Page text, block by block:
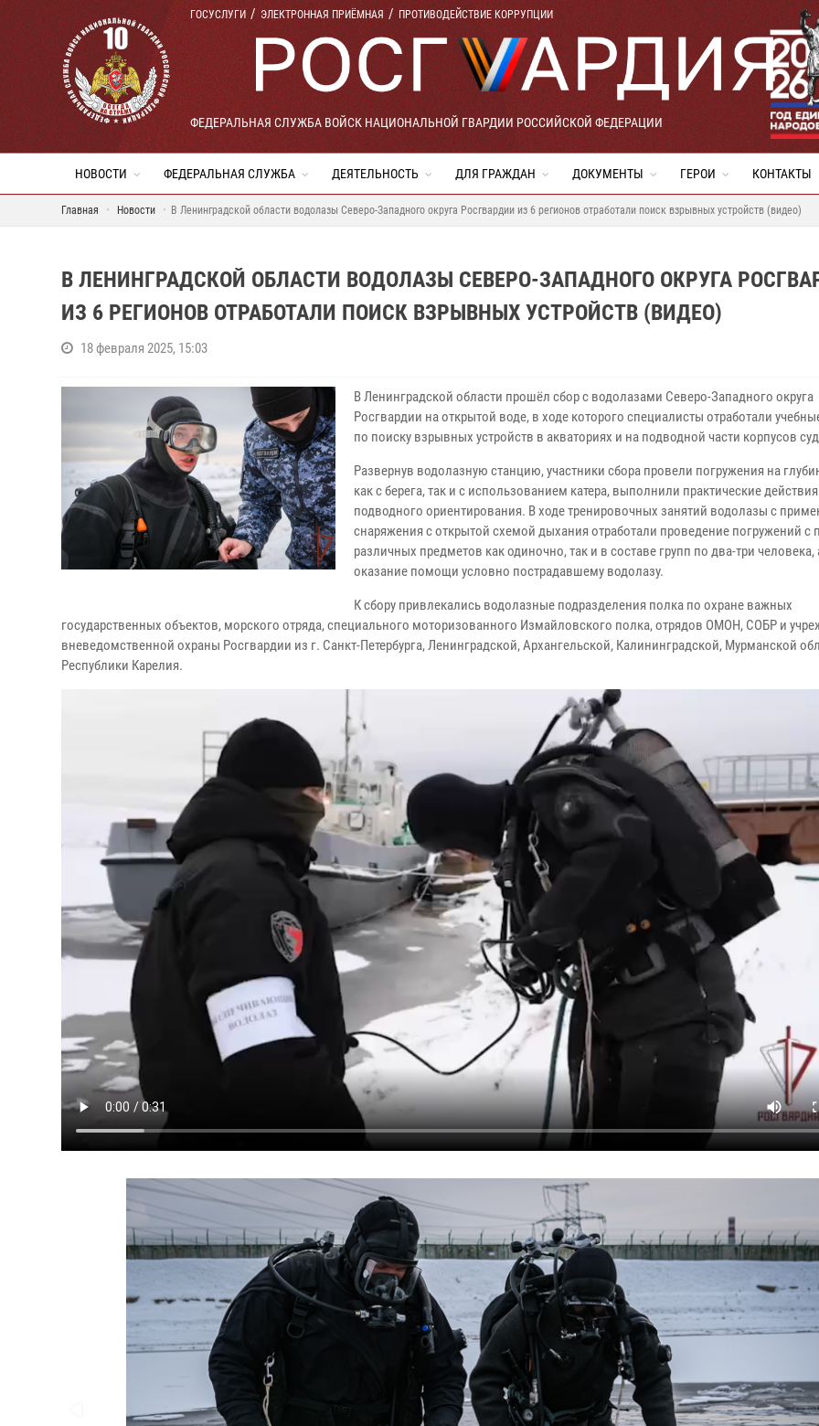
ГОСУСЛУГИ ЭЛЕКТРОННАЯ ПРИЁМНАЯ ПРОТИВОДЕЙСТВИЕ КОРРУПЦИИ
ФЕДЕРАЛЬНАЯ СЛУЖБА ВОЙСК НАЦИОНАЛЬНОЙ ГВАРДИИ РОССИЙСКОЙ ФЕДЕРАЦИИ
НОВОСТИ ФЕДЕРАЛЬНАЯ СЛУЖБА ДЕЯТЕЛЬНОСТЬ ДЛЯ ГРАЖДАН ДОКУМЕНТЫ ГЕРОИ КОНТАКТЫ
Главная Новости В Ленинградской области водолазы Северо-Западного округа Росгвардии из 6 регионов отработали поиск взрывных устройств (видео)
В ЛЕНИНГРАДСКОЙ ОБЛАСТИ ВОДОЛАЗЫ СЕВЕРО-ЗАПАДНОГО ОКРУГА
ИЗ 6 РЕГИОНОВ ОТРАБОТАЛИ ПОИСК ВЗРЫВНЫХ УСТРОЙСТВ (ВИДЕО)
18 февраля 2025, 15:03
В Ленинградской области прошёл сбор с водолазами Северо-Западного округа
Росгвардии на открытой воде, в ходе которого специалисты отработали
по поиску взрывных устройств в акваториях и на подводной части корпусов
Развернув водолазную станцию, участники сбора провели погружения на
как с берега, так и с использованием катера, выполнили практические действия
подводного ориентирования. В ходе тренировочных занятий водолазы с
снаряжения с открытой схемой дыхания отработали проведение погружений с
различных предметов как одиночно, так и в составе групп по два-три человека,
оказание помощи условно пострадавшему водолазу.
К сбору привлекались водолазные подразделения полка по охране важных
государственных объектов, морского отряда, специального моторизованного Измайловского полка, отрядов ОМОН, СОБР и
вневедомственной охраны Росгвардии из г. Санкт-Петербурга, Ленинградской, Архангельской, Калининградской, Мурманской
Республики Карелия.